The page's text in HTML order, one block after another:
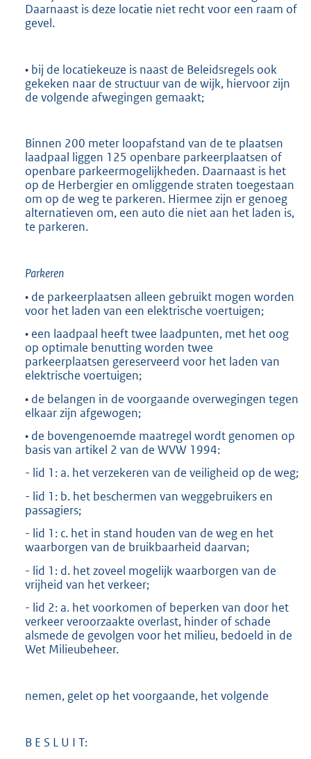
Daarnaast is deze locatie niet recht voor een raam of
gevel.
• bij de locatiekeuze is naast de Beleidsregels ook
gekeken naar de structuur van de wijk, hiervoor zijn
de volgende afwegingen gemaakt;
Binnen 200 meter loopafstand van de te plaatsen
laadpaal liggen 125 openbare parkeerplaatsen of
openbare parkeermogelijkheden. Daarnaast is het
op de Herbergier en omliggende straten toegestaan
om op de weg te parkeren. Hiermee zijn er genoeg
alternatieven om, een auto die niet aan het laden is,
te parkeren.
Parkeren
• de parkeerplaatsen alleen gebruikt mogen worden
voor het laden van een elektrische voertuigen;
• een laadpaal heeft twee laadpunten, met het oog
op optimale benutting worden twee
parkeerplaatsen gereserveerd voor het laden van
elektrische voertuigen;
• de belangen in de voorgaande overwegingen tegen
elkaar zijn afgewogen;
• de bovengenoemde maatregel wordt genomen op
basis van artikel 2 van de WVW 1994:
- lid 1: a. het verzekeren van de veiligheid op de weg;
- lid 1: b. het beschermen van weggebruikers en
passagiers;
- lid 1: c. het in stand houden van de weg en het
waarborgen van de bruikbaarheid daarvan;
- lid 1: d. het zoveel mogelijk waarborgen van de
vrijheid van het verkeer;
- lid 2: a. het voorkomen of beperken van door het
verkeer veroorzaakte overlast, hinder of schade
alsmede de gevolgen voor het milieu, bedoeld in de
Wet Milieubeheer.
nemen, gelet op het voorgaande, het volgende
B E S L U I T: